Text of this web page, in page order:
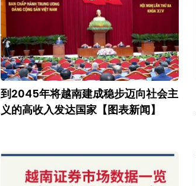
到2045年将越南建成稳步迈向社会主
义的高收入发达国家【图表新闻】